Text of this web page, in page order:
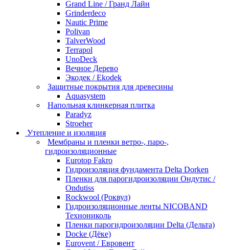
Grand Line / Гранд Лайн
Grinderdeco
Nautic Prime
Polivan
TalverWood
Terrapol
UnoDeck
Вечное Дерево
Экодек / Ekodek
Защитные покрытия для древесины
Aquasystem
Напольная клинкерная плитка
Paradyz
Stroeher
Утепление и изоляция
Мембраны и пленки ветро-, паро-,
гидроизоляционные
Eurotop Fakro
Гидроизоляция фундамента Delta Dorken
Пленки для парогидроизоляции Ондутис /
Ondutiss
Rockwool (Роквул)
Гидроизоляционные ленты NICOBAND
Технониколь
Пленки парогидроизоляции Delta (Дельта)
Docke (Дёке)
Eurovent / Евровент